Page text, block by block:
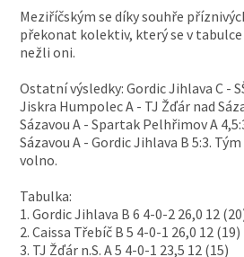
Meziříčským se díky souhře
překonat kolektiv, který se v tabulce
nežli oni.
Ostatní výsledky: Gordic Jihlava C -
Jiskra Humpolec A - TJ Žďár nad
Sázavou A - Spartak Pelhřimov A
Sázavou A - Gordic Jihlava B 5:3.
volno.
Tabulka:
1. Gordic Jihlava B 6 4-0-2 26,0 12
2. Caissa Třebíč B 5 4-0-1 26,0 12 (19)
3. TJ Žďár n.S. A 5 4-0-1 23,5 12 (15)